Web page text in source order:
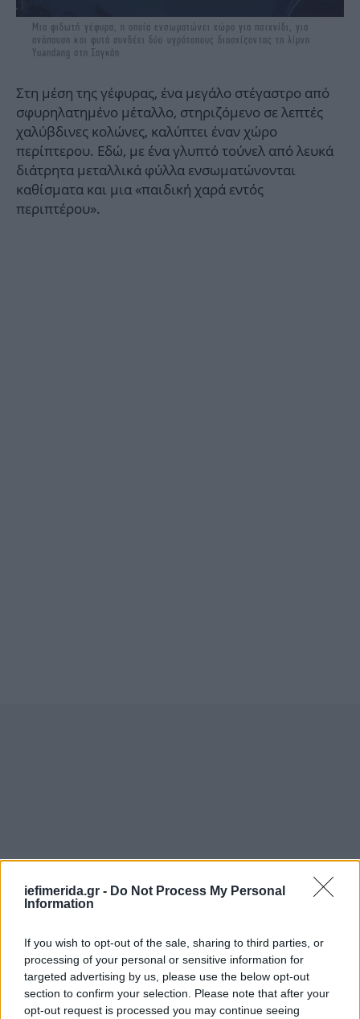
iefimerida.gr - Do Not Process My Personal
Information
If you wish to opt-out of the sale, sharing to third parties, or
processing of your personal or sensitive information for
targeted advertising by us, please use the below opt-out
section to confirm your selection. Please note that after your
opt-out request is processed you may continue seeing
Μια φιδωτή γέφυρα, η οποία ενσωματώνει χώρο για παιχνίδι, για
ανάπαυση και φυτά συνδέει δύο υγρότοπους διασχίζοντας τη λίμνη
Yuandang στη Σαγκάη
Στη μέση της γέφυρας, ένα μεγάλο στέγαστρο από
σφυρηλατημένο μέταλλο, στηριζόμενο σε λεπτές
χαλύβδινες κολώνες, καλύπτει έναν χώρο
περίπτερου. Εδώ, με ένα γλυπτό τούνελ από λευκά
διάτρητα μεταλλικά φύλλα ενσωματώνονται
καθίσματα και μια «παιδική χαρά εντός
περιπτέρου».